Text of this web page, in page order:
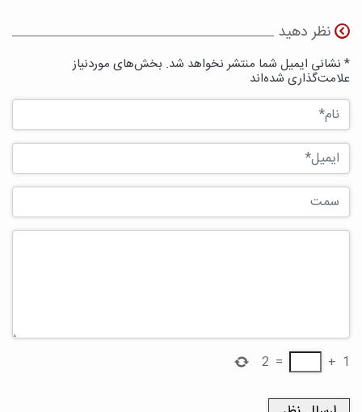
نظر دهید
* نشانی ایمیل شما منتشر نخواهد شد. بخش‌های موردنیاز
علامت‌گذاری شده‌اند
1
+
=
2